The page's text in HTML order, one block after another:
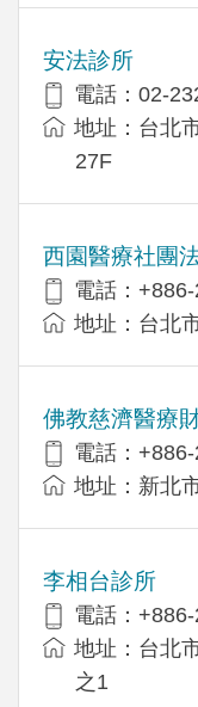
安法診所
電話：02-
地址：台北
27F
西園醫療社團
電話：
地址：台北
佛教慈濟醫療
電話：
地址：新北
李相台診所
電話：
地址：台北
之1